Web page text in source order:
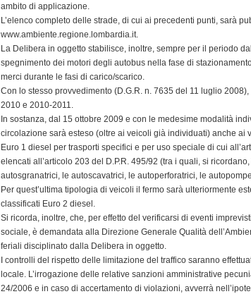
ambito di applicazione.
L’elenco completo delle strade, di cui ai precedenti punti, sarà
www.ambiente.regione.lombardia.it.
La Delibera in oggetto stabilisce, inoltre, sempre per il periodo
spegnimento dei motori degli autobus nella fase di
merci durante le fasi di carico/scarico.
Con lo stesso provvedimento (D.G.R. n. 7635 del 11 luglio
2010 e 2010-2011.
In sostanza, dal 15 ottobre 2009 e con le medesime modalità
circolazione sarà esteso (oltre ai veicoli già individuati) anche ai
Euro 1 diesel per trasporti specifici e per uso speciale di cui
elencati all’articolo 203 del D.P.R. 495/92 (tra i quali, si
autosgranatrici, le autoscavatrici, le autoperforatrici, le
Per quest’ultima tipologia di veicoli il fermo sarà ulteriormente
classificati Euro 2 diesel.
Si ricorda, inoltre, che, per effetto del verificarsi di eventi
sociale, è demandata alla Direzione Generale Qualità
feriali disciplinato dalla Delibera in oggetto.
I controlli del rispetto delle limitazione del traffico saranno
locale. L’irrogazione delle relative sanzioni amministrative
24/2006 e in caso di accertamento di violazioni, avverrà